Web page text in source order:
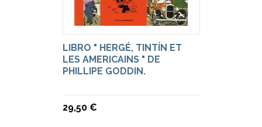
LIBRO " HERGÉ, TINTÍN ET
LES AMERICAINS " DE
PHILLIPE GODDIN.
29,50 €